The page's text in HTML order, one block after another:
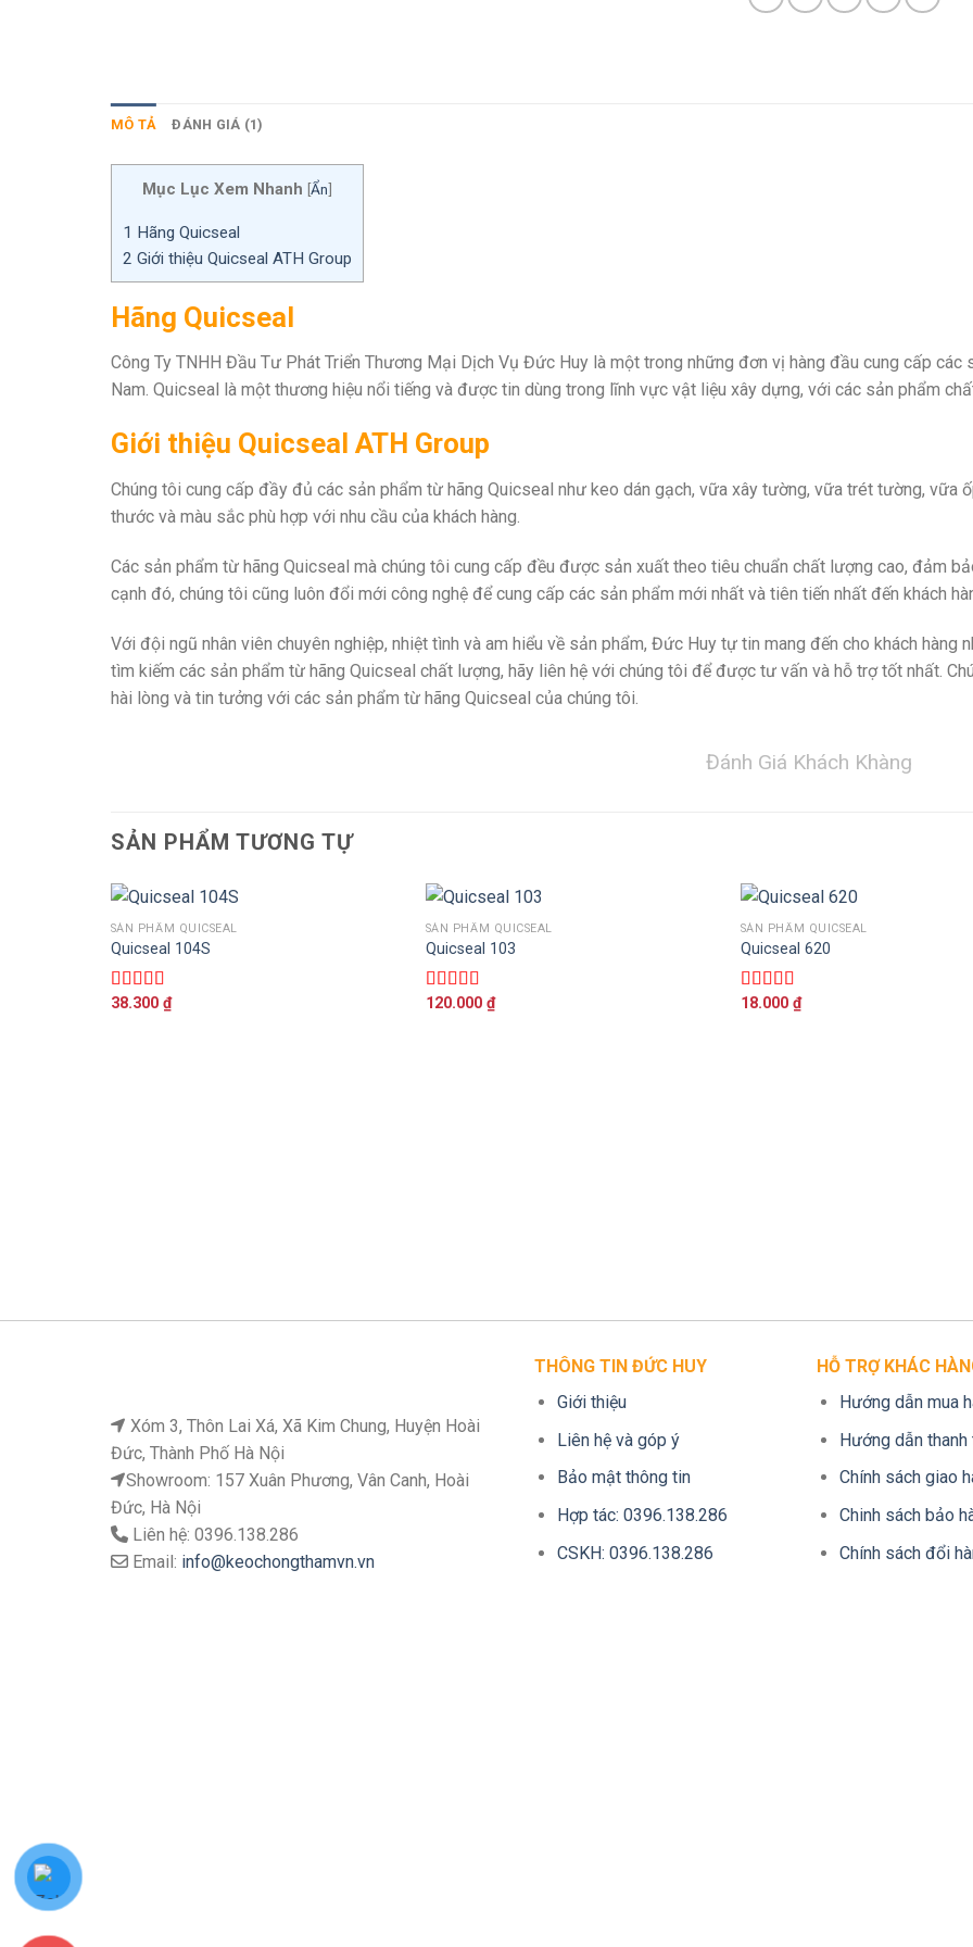
MÔ TẢ ĐÁNH GIÁ (1)
Mục Lục Xem Nhanh [Ẩn]
1 Hãng Quicseal
2 Giới thiệu Quicseal ATH Group
Hãng Quicseal
Công Ty TNHH Đầu Tư Phát Triển Thương Mại Dịch Vụ Đức Huy là một trong những đơn vị hàng đầu cung cấp
Nam. Quicseal là một thương hiệu nổi tiếng và được tin dùng trong lĩnh vực vật liệu xây dựng, với các sản phẩm
Giới thiệu Quicseal ATH Group
Chúng tôi cung cấp đầy đủ các sản phẩm từ hãng Quicseal như keo dán gạch, vữa xây tường, vữa trét tường, vữa
thước và màu sắc phù hợp với nhu cầu của khách hàng.
Các sản phẩm từ hãng Quicseal mà chúng tôi cung cấp đều được sản xuất theo tiêu chuẩn chất lượng cao, đảm
cạnh đó, chúng tôi cũng luôn đổi mới công nghệ để cung cấp các sản phẩm mới nhất và tiên tiến nhất đến khách
Với đội ngũ nhân viên chuyên nghiệp, nhiệt tình và am hiểu về sản phẩm, Đức Huy tự tin mang đến cho khách hàng
tìm kiếm các sản phẩm từ hãng Quicseal chất lượng, hãy liên hệ với chúng tôi để được tư vấn và hỗ trợ tốt nhất.
hài lòng và tin tưởng với các sản phẩm từ hãng Quicseal của chúng tôi.
Đánh Giá Khách Khàng
SẢN PHẨM TƯƠNG TỰ
THÊM VÀO GIỎ HÀNG
SẢN PHẨM QUICSEAL
Quicseal 104S
Được xếp
38.300 ₫
THÊM VÀO GIỎ HÀNG
SẢN PHẨM QUICSEAL
Quicseal 103
Được xếp
120.000 ₫
THÊM VÀO GIỎ HÀNG
SẢN PHẨM QUICSEAL
Quicseal 620
Được xếp
18.000 ₫
Xóm 3, Thôn Lai Xá, Xã Kim Chung, Huyện Hoài
Đức, Thành Phố Hà Nội
Showroom: 157 Xuân Phương, Vân Canh, Hoài
Đức, Hà Nội
Liên hệ: 0396.138.286
Email: info@keochongthamvn.vn
THÔNG TIN ĐỨC HUY
Giới thiệu
Liên hệ và góp ý
Bảo mật thông tin
Hợp tác: 0396.138.286
CSKH: 0396.138.286
HỖ TRỢ KHÁC
Hướng dẫn mua
Hướng dẫn thanh
Chính sách giao
Chinh sách bảo
Chính sách đổi